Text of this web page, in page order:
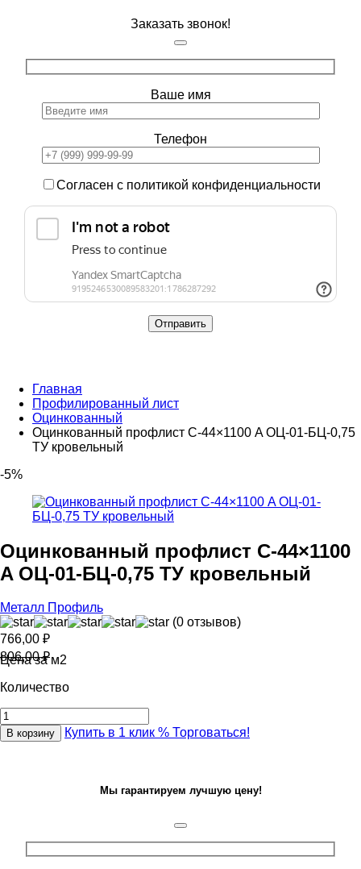
Заказать звонок!
Ваше имя
Телефон
Согласен с политикой конфиденциальности
Главная
Профилированный лист
Оцинкованный
Оцинкованный профлист С-44×1100 A ОЦ-01-БЦ-0,75
ТУ кровельный
-5%
Оцинкованный профлист С-44×1100
A ОЦ-01-БЦ-0,75 ТУ кровельный
Металл Профиль
(0 отзывов)
766,00 ₽
806,00₽
Цена за м2
Количество
В корзину Купить в 1 клик % Торговаться!
Мы гарантируем лучшую цену!